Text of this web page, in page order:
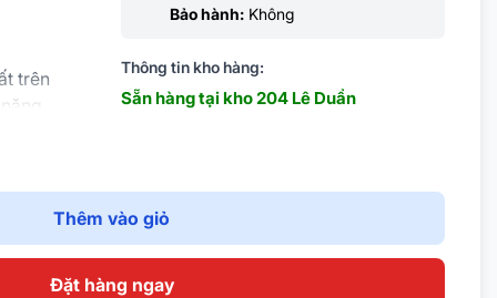
trên
hình
cho máy
hiệu hình
với độ nét
Bảo hành:Không
Thông tin kho hàng:
Sẵn hàng tại kho 204 Lê Duẩn
Thêm vào giỏ
Đặt hàng ngay